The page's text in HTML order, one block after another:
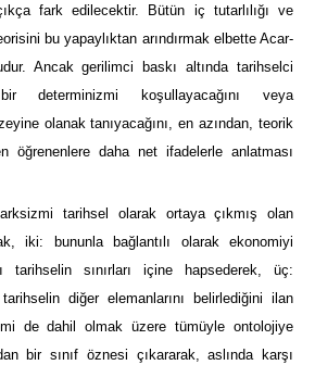
fark edilecektir. Bütün iç tutarlılığı ve
bu yapaylıktan arındırmak elbette Acar-
Ancak gerilimci baskı altında tarihselci
determinizmi koşullayacağını veya
olanak tanıyacağını, en azından, teorik
öğrenenlere daha net ifadelerle anlatması
tarihsel olarak ortaya çıkmış olan
iki: bununla bağlantılı olarak ekonomiyi
tarihselin sınırları içine hapsederek, üç:
diğer elemanlarını belirlediğini ilan
de dahil olmak üzere tümüyle ontolojiye
bir sınıf öznesi çıkararak, aslında karşı